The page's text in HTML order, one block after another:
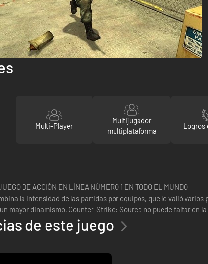
Multi-Player
Multijugador
multiplataforma
Logros
DE ACCIÓN EN LÍNEA NÚMERO 1 EN TODO EL MUNDO
la intensidad de las partidas por equipos, que le valió
mayor dinamismo, Counter-Strike: Source no puede faltar en
de este juego